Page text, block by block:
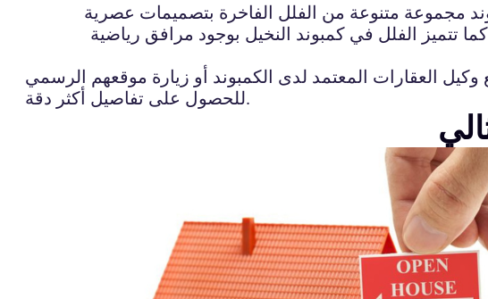
مجموعة متنوعة من الفلل الفاخرة بتصميمات عصرية
تتميز الفلل في كمبوند النخيل بوجود مرافق رياضية
العقارات المعتمد لدى الكمبوند أو زيارة موقعهم الرسمي
للحصول على تفاصيل أكثر دقة.